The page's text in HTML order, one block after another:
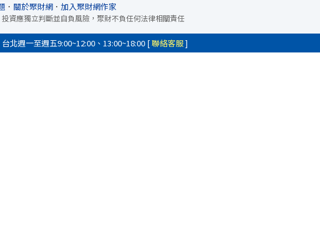
． 關於聚財網． 加入聚財網作家
資應獨立判斷並自負風險，聚財不負任何法律相關責任
週一至週五9:00~12:00、13:00~18:00 [聯絡客服]